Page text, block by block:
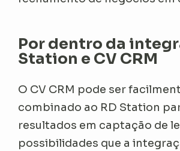
Por dentro da
Station e CV CRM
O CV CRM pode ser
combinado ao RD Station
resultados em captação de
possibilidades que a